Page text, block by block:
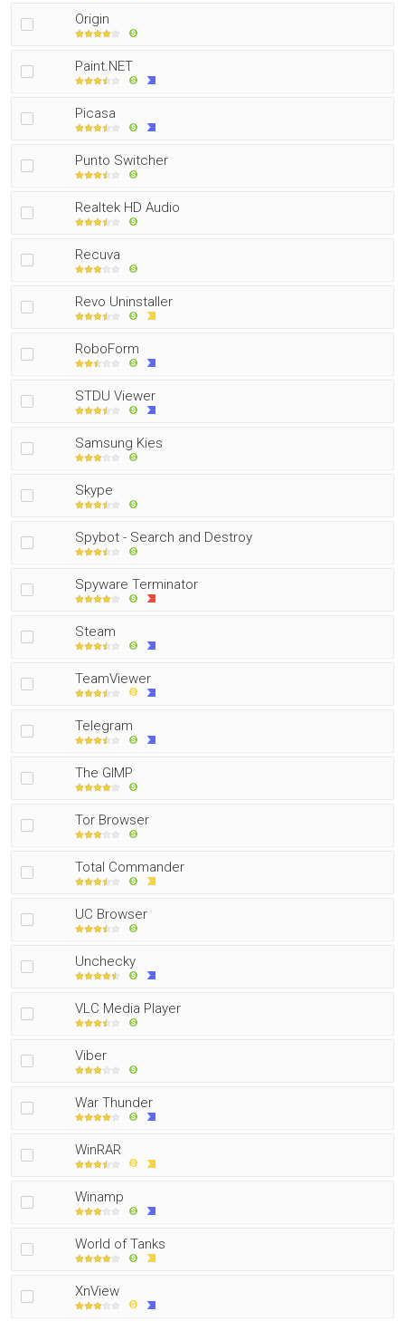
Origin
Paint.NET
Picasa
Punto Switcher
Realtek HD Audio
Recuva
Revo Uninstaller
RoboForm
STDU Viewer
Samsung Kies
Skype
Spybot - Search and Destroy
Spyware Terminator
Steam
TeamViewer
Telegram
The GIMP
Tor Browser
Total Commander
UC Browser
Unchecky
VLC Media Player
Viber
War Thunder
WinRAR
Winamp
World of Tanks
XnView